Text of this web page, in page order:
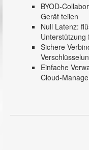
BYOD-
Gerät teilen
Null Latenz:
Unterstützung
Sichere
Einfache
Cloud-